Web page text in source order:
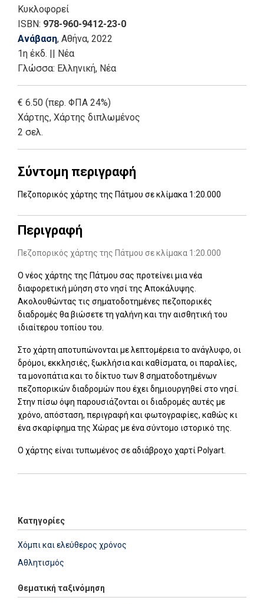
Κυκλοφορεί
ISBN: 978-960-9412-23-0
Ανάβαση, Αθήνα, 2022
1η έκδ. || Νέα
Γλώσσα: Ελληνική, Νέα
€ 6.50 (περ. ΦΠΑ 24%)
Χάρτης, Χάρτης διπλωμένος
2 σελ.
Σύντομη περιγραφή
Πεζοπορικός χάρτης της Πάτμου σε κλίμακα 1:20.000
Περιγραφή
Πεζοπορικός χάρτης της Πάτμου σε κλίμακα 1:20.000
Ο νέος χάρτης της Πάτμου σας προτείνει μια νέα
διαφορετική μύηση στο νησί της Αποκάλυψης.
Ακολουθώντας τις σηματοδοτημένες πεζοπορικές
διαδρομές θα βιώσετε τη γαλήνη και την αισθητική του
ιδιαίτερου τοπίου του.
Στο χάρτη αποτυπώνονται με λεπτομέρεια το ανάγλυφο, οι
δρόμοι, εκκλησιές, ξωκλήσια και καθίσματα, οι παραλίες,
τα μονοπάτια και το δίκτυο των 8 σηματοδοτημένων
πεζοπορικών διαδρομών που έχει δημιουργηθεί στο νησί.
Στην πίσω όψη παρουσιάζονται οι διαδρομές αυτές με
χρόνο, απόσταση, περιγραφή και φωτογραφίες, καθώς κι
ένα σκαρίφημα της Χώρας με ένα σύντομο ιστορικό της.
Ο χάρτης είναι τυπωμένος σε αδιάβροχο χαρτί Polyart.
Κατηγορίες
Χόμπι και ελεύθερος χρόνος
Αθλητισμός
Θεματική ταξινόμηση